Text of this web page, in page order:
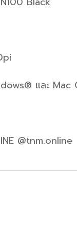
และ Mac
@tnm.online